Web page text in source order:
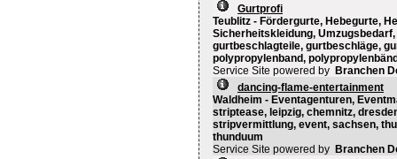
Gurtprofi
Teublitz - Fördergurte, Hebegurte,
Sicherheitskleidung,
gurtbeschlagteile, gurtbeschläge,
polypropylenband,
Service Site powered by Branchen
dancing-flame-entertainment
Waldheim - Eventagenturen,
striptease, leipzig, chemnitz,
stripvermittlung, event, sachsen,
thunduum
Service Site powered by Branchen